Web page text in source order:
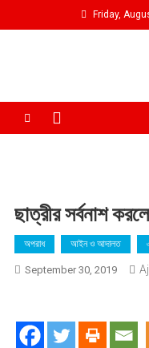
to
Friday,
ছাত্রীর সর্বনাশ
অপরাধ আইন ও আদালত
September 30, 2019